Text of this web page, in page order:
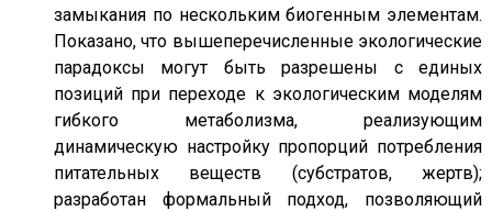
замыкания по нескольким биогенным элементам.
Показано, что вышеперечисленные экологические
парадоксы могут быть разрешены с единых
позиций при переходе к экологическим моделям
гибкого метаболизма, реализующим
динамическую настройку пропорций потребления
питательных веществ (субстратов, жертв);
разработан формальный подход, позволяющий